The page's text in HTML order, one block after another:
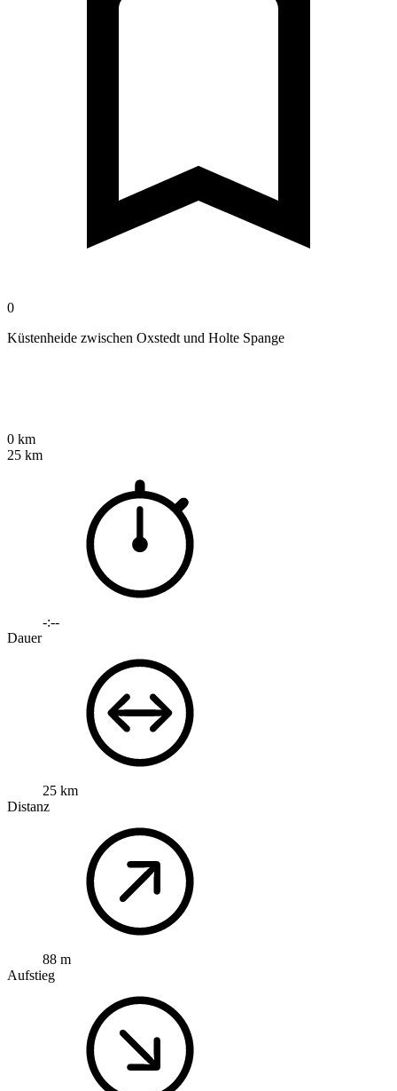
0
Küstenheide zwischen Oxstedt und Holte Spange
0 km
25 km
-:--
Dauer
25 km
Distanz
88 m
Aufstieg